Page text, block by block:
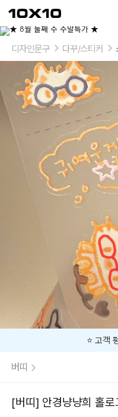
텐
바
텐
디자인문구 다꾸/스티커
⭐️ 고객
버띠
[버띠] 안경냥냥희 홀로